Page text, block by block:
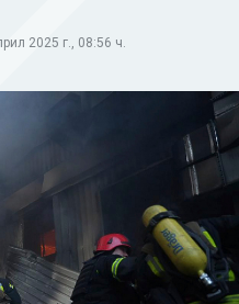
2025 г., 08:56 ч.